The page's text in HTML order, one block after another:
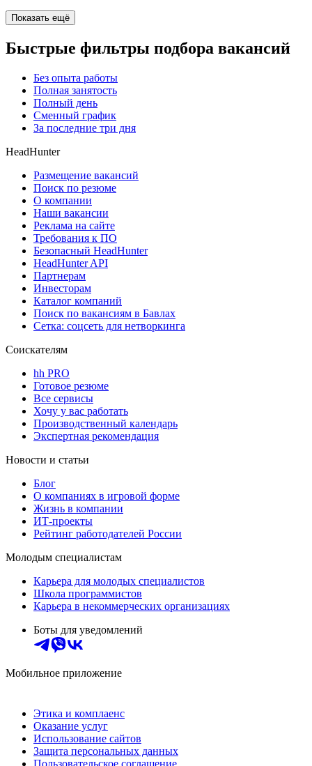
Показать ещё
Быстрые фильтры подбора вакансий
Без опыта работы
Полная занятость
Полный день
Сменный график
За последние три дня
HeadHunter
Размещение вакансий
Поиск по резюме
О компании
Наши вакансии
Реклама на сайте
Требования к ПО
Безопасный HeadHunter
HeadHunter API
Партнерам
Инвесторам
Каталог компаний
Поиск по вакансиям в Бавлах
Сетка: соцсеть для нетворкинга
Соискателям
hh PRO
Готовое резюме
Все сервисы
Хочу у вас работать
Производственный календарь
Экспертная рекомендация
Новости и статьи
Блог
О компаниях в игровой форме
Жизнь в компании
ИТ-проекты
Рейтинг работодателей России
Молодым специалистам
Карьера для молодых специалистов
Школа программистов
Карьера в некоммерческих организациях
Боты для уведомлений
Мобильное приложение
Этика и комплаенс
Оказание услуг
Использование сайтов
Защита персональных данных
Пользовательское соглашение